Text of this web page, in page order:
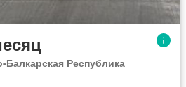
Республика